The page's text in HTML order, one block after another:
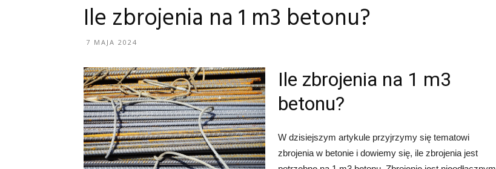
Ile zbrojenia na 1 m3 betonu?
7 MAJA 2024
Ile zbrojenia na 1 m3
betonu?
W dzisiejszym artykule przyjrzymy się tematowi
zbrojenia w betonie i dowiemy się, ile zbrojenia jest